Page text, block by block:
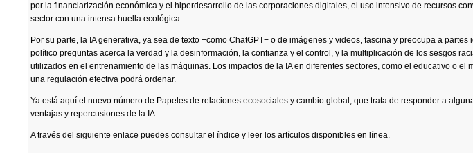
por la financiarización económica y el hiperdesarrollo de las corporaciones digitales, el uso intensivo de recursos
sector con una intensa huella ecológica.
Por su parte, la IA generativa, ya sea de texto −como ChatGPT− o de imágenes y videos, fascina y preocupa a
político preguntas acerca la verdad y la desinformación, la confianza y el control, y la multiplicación de los sesgos
utilizados en el entrenamiento de las máquinas. Los impactos de la IA en diferentes sectores, como el educativo o el
una regulación efectiva podrá ordenar.
Ya está aquí el nuevo número de Papeles de relaciones ecosociales y cambio global, que trata de responder a
ventajas y repercusiones de la IA.
A través delsiguiente enlace puedes consultar el índice y leer los artículos disponibles en línea.